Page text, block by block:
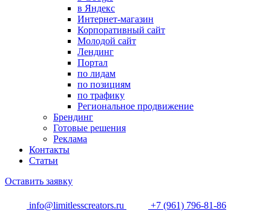
в Яндекс
Интернет-магазин
Корпоративный сайт
Молодой сайт
Лендинг
Портал
по лидам
по позициям
по трафику
Региональное продвижение
Брендинг
Готовые решения
Реклама
Контакты
Статьи
Оставить заявку
info@limitlesscreators.ru +7 (961) 796-81-86